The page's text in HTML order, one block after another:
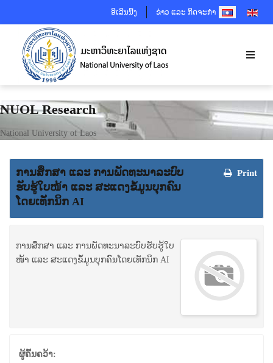
ອີເລີນນີ້ງ ຂ່າວ ແລະ ກິດຈະກຳSELECT YOUR
NUOL Research
National University of Laos
Print
ການ​ສຶກ​ສາ ແລະ ການ​ພັດ​ທະ​ນາ​ລະ​ບົບ​
ຮັບ​ຮູ້​ໃບ​ໜ້າ ແລະ ສະແດງ​ຂໍ້​ມູນ​ບຸກ​ຄົນ​
ໂດຍ​ເທັກ​ນິກ AI
ການ​ສຶກ​ສາ ແລະ ການ​ພັດ​ທະ​ນາ​ລະ​ບົບ​ຮັບ​ຮູ້​ໃບ​
ໜ້າ ແລະ ສະແດງ​ຂໍ້​ມູນ​ບຸກ​ຄົນ​ໂດຍ​ເທັກ​ນິກ AI
ຜູ້ຄົ້ນຄວ້າ: